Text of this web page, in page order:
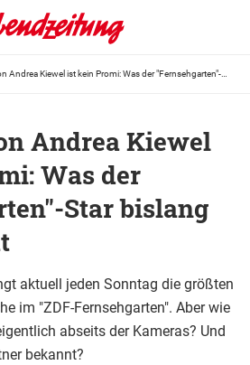
Andrea Kiewel
Was der
Star bislang
aktuell jeden Sonntag die größten
im "ZDF-Fernsehgarten". Aber wie
abseits der Kameras? Und
bekannt?